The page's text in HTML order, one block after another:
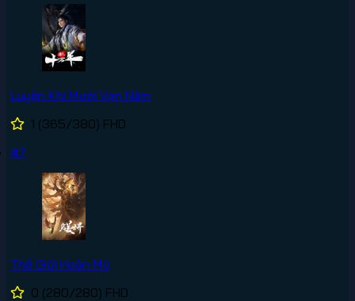
Luyện Khí Mười Vạn Năm
1 (365/380) FHD
#7
Thế Giới Hoàn Mỹ
0 (280/280) FHD